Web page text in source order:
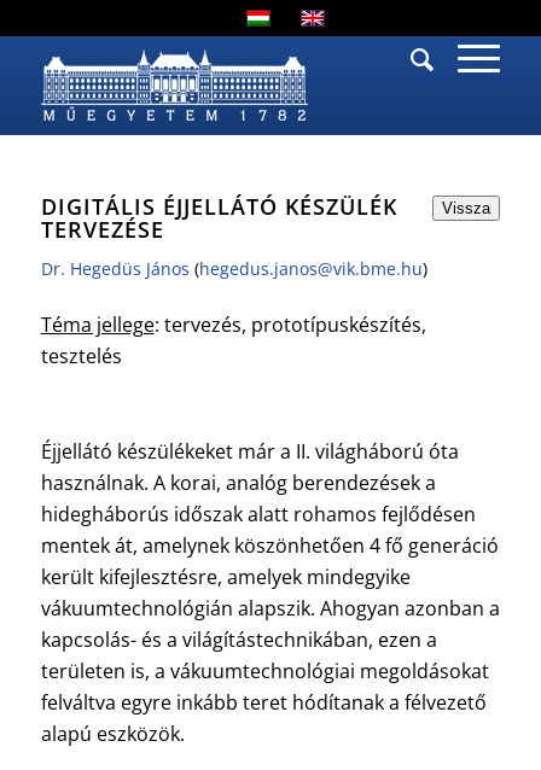
Vissza
DIGITÁLIS ÉJJELLÁTÓ KÉSZÜLÉK
TERVEZÉSE
Dr. Hegedüs János (hegedus.janos@vik.bme.hu)
Téma jellege: tervezés, prototípuskészítés,
tesztelés
Éjjellátó készülékeket már a II. világháború óta
használnak. A korai, analóg berendezések a
hidegháborús időszak alatt rohamos fejlődésen
mentek át, amelynek köszönhetően 4 fő generáció
került kifejlesztésre, amelyek mindegyike
vákuumtechnológián alapszik. Ahogyan azonban a
kapcsolás- és a világítástechnikában, ezen a
területen is, a vákuumtechnológiai megoldásokat
felváltva egyre inkább teret hódítanak a félvezető
alapú eszközök.